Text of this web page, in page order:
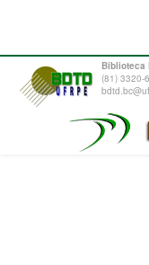
Biblioteca
(81) 3320-